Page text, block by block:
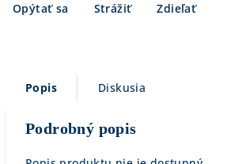
Opýtať sa Strážiť Zdieľať
Popis Diskusia
Podrobný popis